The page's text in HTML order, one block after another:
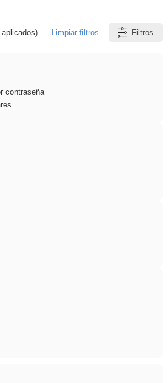
Limpiar filtros Filtros
contraseña